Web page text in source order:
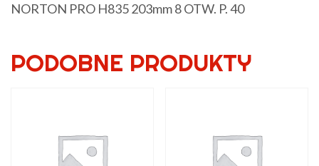
NORTON PRO H835 203mm 8 OTW. P. 40
PODOBNE PRODUKTY